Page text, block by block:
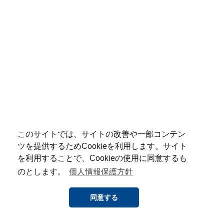
このサイトでは、サイトの改善や一部コンテン
ツを提供するためCookieを利用します。サイト
を利用することで、Cookieの使用に同意するも
のとします。
個人情報保護方針
同意する